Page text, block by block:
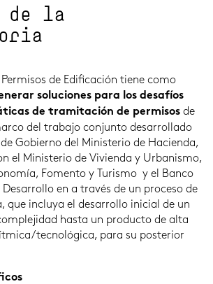
de la
Permisos de Edificación tiene como
soluciones para los desafíos
de tramitación de permisos de
del trabajo conjunto desarrollado
Gobierno del Ministerio de Hacienda,
el Ministerio de Vivienda y Urbanismo,
Fomento y Turismo y el Banco
en a través de un proceso de
que incluya el desarrollo inicial de un
hasta un producto de alta
tecnológica, para su posterior